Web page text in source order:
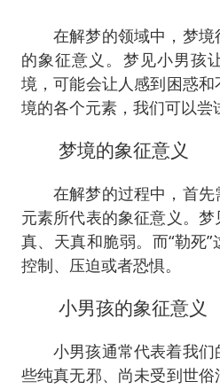
在解梦的领域中，梦
的象征意义。梦见小男孩
境，可能会让人感到困惑
境的各个元素，我们可以尝
梦境的象征意义
在解梦的过程中，首
元素所代表的象征意义。
真、天真和脆弱。而“勒死
控制、压迫或者恐惧。
小男孩的象征意义
小男孩通常代表着我
些纯真无邪、尚未受到世